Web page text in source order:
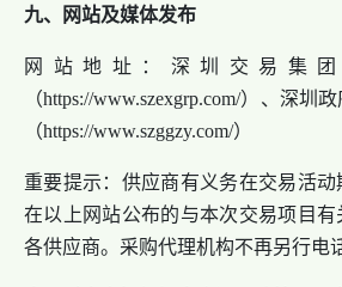
九、网站及媒体发布
网站地址：深圳交易集
（https://www.szexgrp.com/）、深圳
（https://www.szggzy.com/）
重要提示：供应商有义务在交易活动
在以上网站公布的与本次交易项目
各供应商。采购代理机构不再另行电